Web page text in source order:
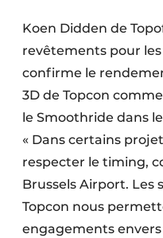
Koen Didden de
revêtements pour
confirme le
3D de Topcon
le Smoothride dans
« Dans certains
respecter le timing,
Brussels Airport. Les
Topcon nous
engagements envers